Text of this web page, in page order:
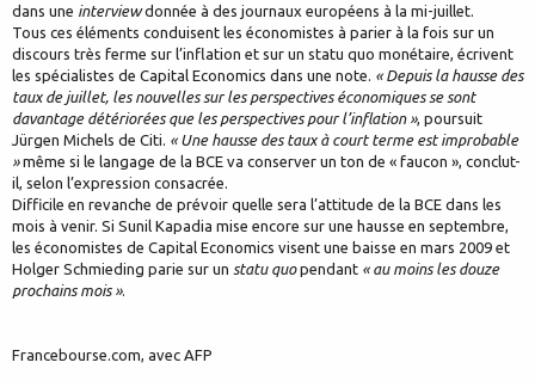
dans une interviewdonnée à des journaux européens à la mi-juillet.
Tous ces éléments conduisent les économistes à parier à la fois sur un
discours très ferme sur l’inflation et sur un statu quo monétaire, écrivent
les spécialistes de Capital Economics dans une note. « Depuis la hausse des
taux de juillet, les nouvelles sur les perspectives économiques se sont
davantage détériorées que les perspectives pour l’inflation », poursuit
Jürgen Michels de Citi. « Une hausse des taux à court terme est improbable
»même si le langage de la BCE va conserver un ton de « faucon », conclut-
il, selon l’expression consacrée.
Difficile en revanche de prévoir quelle sera l’attitude de la BCE dans les
mois à venir. Si Sunil Kapadia mise encore sur une hausse en septembre,
les économistes de Capital Economics visent une baisse en mars 2009 et
Holger Schmieding parie sur un statu quopendant « au moins les douze
prochains mois ».
Francebourse.com, avec AFP